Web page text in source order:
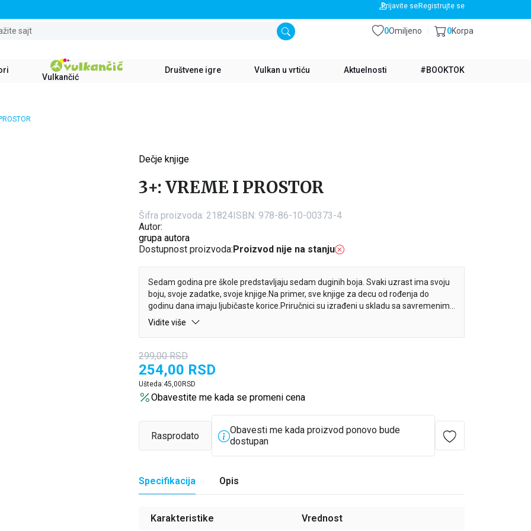
BESPLATNA DOSTAVA ZA IZNOS PREKO 3500 RSD
Prijavite se Registrujte se
sajt Omiljeno
0 Korpa
0
Vulkančić
Društvene igre Vulkan u vrtiću Aktuelnosti #BOOKTOK
Dečje knjige
3+: VREME I PROSTOR
Šifra proizvoda: 21824ISBN: 978-86-10-00373-4
Autor:
grupa autora
Dostupnost proizvoda:Proizvod nije na stanju
Sedam godina pre škole predstavljaju sedam duginih boja. Svaki uzrast ima svoju
boju, svoje zadatke, svoje knjige.Na primer, sve knjige za decu od rođenja do
godinu dana imaju ljubičaste korice.Priručnici su izrađeni u skladu sa savremenim
obrazovnim standardimai biće korisni i roditeljima i stručnjacima: vaspitačima,
Vidite više
299,00 RSD
254,00 RSD
Ušteda:45,00 RSD
Obavestite me kada se promeni cena
Rasprodato
Obavesti me kada proizvod ponovo bude
dostupan
Specifikacija Opis
Karakteristike Vrednost